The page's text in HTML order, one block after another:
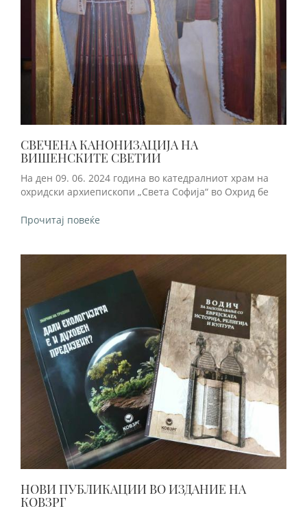
СВЕЧЕНА КАНОНИЗАЦИЈА НА
ВИШЕНСКИТЕ СВЕТИИ
На ден 09. 06. 2024 година во катедралниот храм на
охридски архиепископи „Света Софија“ во Охрид бе
Прочитај повеќе
НОВИ ПУБЛИКАЦИИ ВО ИЗДАНИЕ НА
КОВЗРГ